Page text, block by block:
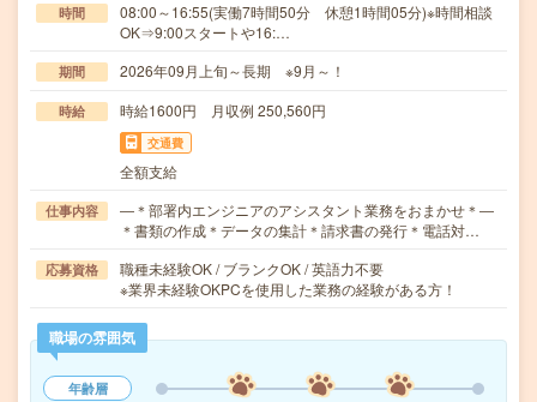
時間
08:00～16:55(実働7時間50分 休憩1時間05分)※時間相談
OK⇒9:00スタートや16:…
期間 2026年09月上旬～長期 ※9月～！
時給 時給1600円 月収例 250,560円
交通費
全額支給
仕事内容
―＊部署内エンジニアのアシスタント業務をおまかせ＊―
＊書類の作成＊データの集計＊請求書の発行＊電話対…
応募資格
職種未経験OK / ブランクOK / 英語力不要
※業界未経験OKPCを使用した業務の経験がある方！
職場の雰囲気
年齢層